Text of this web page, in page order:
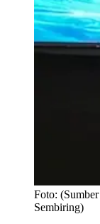
Foto:
Sembiring)